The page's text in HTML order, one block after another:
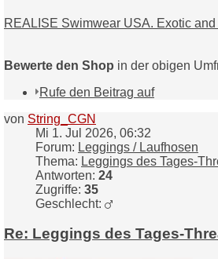
REALISE Swimwear USA. Exotic
Bewerte den Shop in der obigen
Rufe den Beitrag auf
von String_CGN
Mi 1. Jul 2026, 06:32
Forum: Leggings / Laufhosen
Thema: Leggings des Tages-
Antworten: 24
Zugriffe: 35
Geschlecht:
Re: Leggings des Tages-